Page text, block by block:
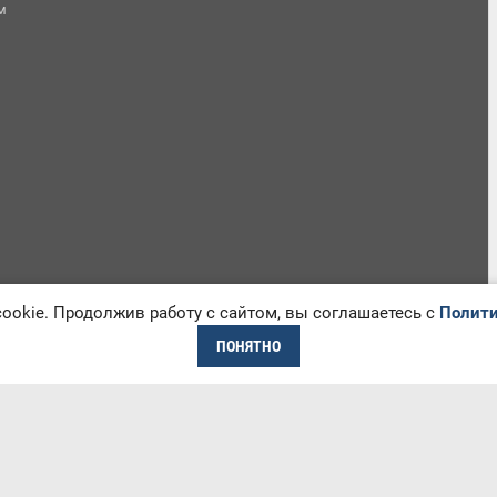
Продолжив работу с сайтом, вы соглашаетесь с
ПОНЯТНО